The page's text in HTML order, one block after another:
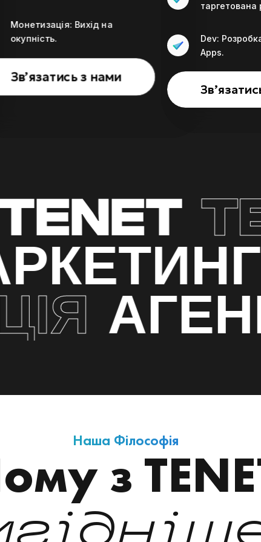
Монетизація: Вихід на
окупність.
Звʼязатись з нами
таргетована
Dev:
Apps.
Наша Філософія
з